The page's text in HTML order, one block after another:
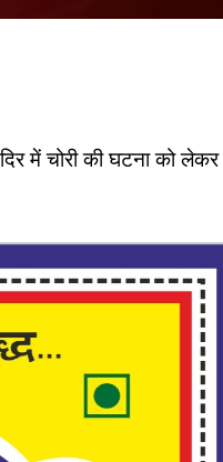
में चोरी की घटना को लेकर